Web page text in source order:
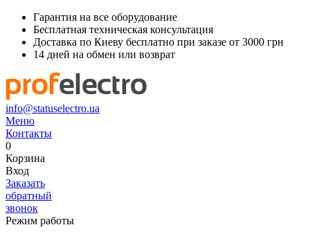
Гарантия на все оборудование
Бесплатная техническая консультация
Доставка по Киеву бесплатно при заказе от 3000 грн
14 дней на обмен или возврат
info@statuselectro.ua
Меню
Контакты
0
Корзина
Вход
Заказать
обратный
звонок
Режим работы